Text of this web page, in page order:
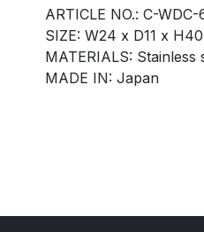
ARTICLE NO.: C-WDC-
SIZE: W24 x D11 x
MATERIALS: Stainless
MADE IN: Japan